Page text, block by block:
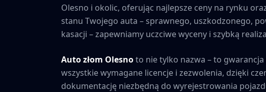
Olesno i okolic, oferując najlepsze ceny na rynku
stanu Twojego auta – sprawnego, uszkodzonego,
kasacji – zapewniamy uczciwe wyceny i szybką
Auto złom Olesnoto nie tylko nazwa – to
wszystkie wymagane licencje i zezwolenia, dzięki
dokumentację niezbędną do wyrejestrowania